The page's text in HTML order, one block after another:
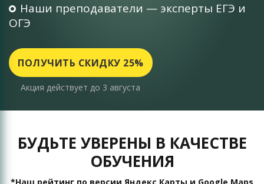
Наши преподаватели — эксперты ЕГЭ и
ОГЭ
ПОЛУЧИТЬ СКИДКУ 25%
Акция действует до 3 августа
БУДЬТЕ УВЕРЕНЫ В КАЧЕСТВЕ
ОБУЧЕНИЯ